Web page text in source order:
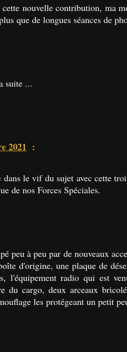
nouvelle contribution, ma
que de longues séances de
suite ...
2021 :
dans le vif du sujet avec cette
de nos Forces Spéciales.
peu à peu par de nouveaux
d'origine, une plaque de
l'équipement radio qui est
du cargo, deux arceaux
les protégeant un petit